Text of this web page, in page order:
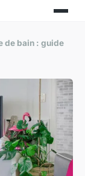
de bain : guide